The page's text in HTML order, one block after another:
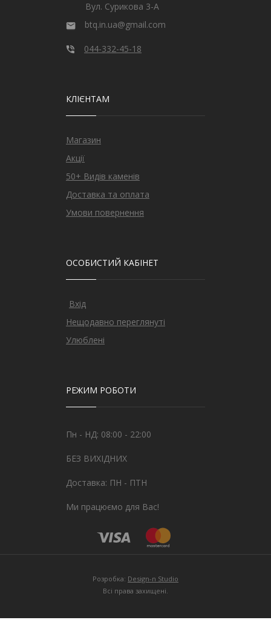
Вул. Сурикова 3-А
btq.in.ua@gmail.com
044-332-45-18
КЛІЄНТАМ
Магазин
Акції
50+ Видів каменів
Доставка та оплата
Умови повернення
ОСОБИСТИЙ КАБІНЕТ
Вхід
Нещодавно переглянуті
Улюблені
РЕЖИМ РОБОТИ
Пн - НД: 08:00 - 22:00
БЕЗ ВИХІДНИХ
Доставка: ПН - ПТН
Ми працюємо для Вас!
Розробка: Design-n Studio
Всі права захищені.